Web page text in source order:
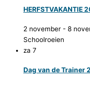
HERFSTVAKANTIE
2 november - 8
Schoolroeien
za 7
Dag van de Trainer